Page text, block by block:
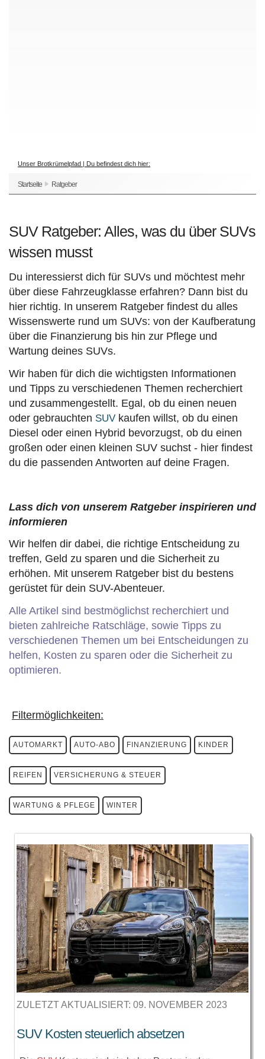
Unser Brotkrümelpfad | Du befindest dich hier:
Startseite Ratgeber
SUV Ratgeber: Alles, was du über SUVs
wissen musst
Du interessierst dich für SUVs und möchtest mehr
über diese Fahrzeugklasse erfahren? Dann bist du
hier richtig. In unserem Ratgeber findest du alles
Wissenswerte rund um SUVs: von der Kaufberatung
über die Finanzierung bis hin zur Pflege und
Wartung deines SUVs.
Wir haben für dich die wichtigsten Informationen
und Tipps zu verschiedenen Themen recherchiert
und zusammengestellt. Egal, ob du einen neuen
oder gebrauchten SUV kaufen willst, ob du einen
Diesel oder einen Hybrid bevorzugst, ob du einen
großen oder einen kleinen SUV suchst - hier findest
du die passenden Antworten auf deine Fragen.
Lass dich von unserem Ratgeber inspirieren und
informieren
Wir helfen dir dabei, die richtige Entscheidung zu
treffen, Geld zu sparen und die Sicherheit zu
erhöhen. Mit unserem Ratgeber bist du bestens
gerüstet für dein SUV-Abenteuer.
Alle Artikel sind bestmöglichst recherchiert und
bieten zahlreiche Ratschläge, sowie Tipps zu
verschiedenen Themen um bei Entscheidungen zu
helfen, Kosten zu sparen oder die Sicherheit zu
optimieren.
Filtermöglichkeiten:
AUTOMARKT AUTO-ABO FINANZIERUNG KINDER
REIFEN VERSICHERUNG & STEUER
WARTUNG & PFLEGE WINTER
ZULETZT AKTUALISIERT: 09. NOVEMBER 2023
SUV Kosten steuerlich absetzen